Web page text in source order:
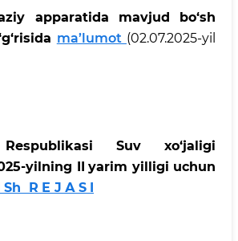
apparatida mavjud bo‘sh
ma’lumot (02.07.2025-yil
Rеspublikаsi Suv хo‘jаligi
yilning II yarim yilligi uchun
Sh R Е J А S I